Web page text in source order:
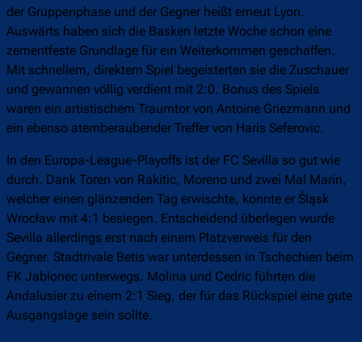
der Gruppenphase und der Gegner heißt erneut Lyon.
Auswärts haben sich die Basken letzte Woche schon eine
zementfeste Grundlage für ein Weiterkommen geschaffen.
Mit schnellem, direktem Spiel begeisterten sie die Zuschauer
und gewannen völlig verdient mit 2:0. Bonus des Spiels
waren ein artistischem Traumtor von Antoine Griezmann und
ein ebenso atemberaubender Treffer von Haris Seferovic.
In den Europa-League-Playoffs ist der FC Sevilla so gut wie
durch. Dank Toren von Rakitic, Moreno und zwei Mal Marin,
welcher einen glänzenden Tag erwischte, konnte er Śląsk
Wrocław mit 4:1 besiegen. Entscheidend überlegen wurde
Sevilla allerdings erst nach einem Platzverweis für den
Gegner. Stadtrivale Betis war unterdessen in Tschechien beim
FK Jablonec unterwegs. Molina und Cedric führten die
Andalusier zu einem 2:1 Sieg, der für das Rückspiel eine gute
Ausgangslage sein sollte.